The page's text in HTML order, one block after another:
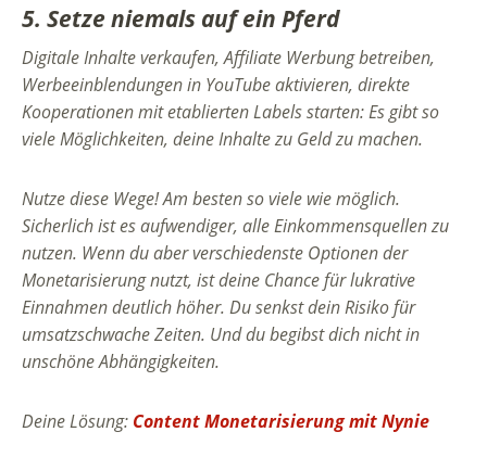
5. Setze niemals auf ein Pferd
Digitale Inhalte verkaufen, Affiliate Werbung betreiben,
Werbeeinblendungen in YouTube aktivieren, direkte
Kooperationen mit etablierten Labels starten: Es gibt so
viele Möglichkeiten, deine Inhalte zu Geld zu machen.
Nutze diese Wege! Am besten so viele wie möglich.
Sicherlich ist es aufwendiger, alle Einkommensquellen zu
nutzen. Wenn du aber verschiedenste Optionen der
Monetarisierung nutzt, ist deine Chance für lukrative
Einnahmen deutlich höher. Du senkst dein Risiko für
umsatzschwache Zeiten. Und du begibst dich nicht in
unschöne Abhängigkeiten.
Deine Lösung: Content Monetarisierung mit Nynie